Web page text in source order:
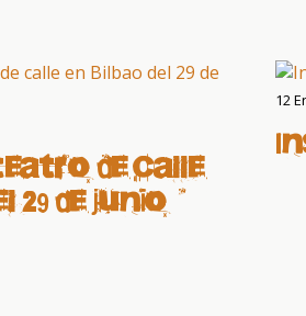
de calle
29 de junio al
12